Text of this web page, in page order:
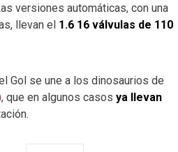
versiones automáticas, con una
llevan el 1.6 16 válvulas de 110
Gol se une a los dinosaurios de
, que en algunos casos ya llevan